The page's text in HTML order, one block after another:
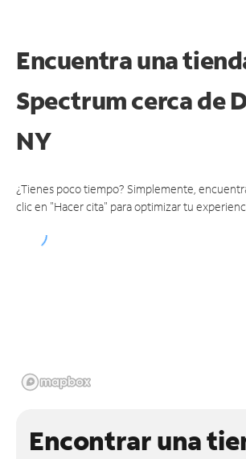
Encuentra una
Spectrumcerca de
NY
¿Tienes poco tiempo? Simplemente,
clic en "Hacer cita" para optimizar tu
Encontrar una